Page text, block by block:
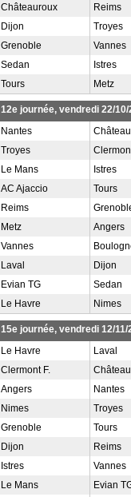
Châteauroux
Reims
Dijon
Troyes
Grenoble
Vannes
Sedan
Istres
Tours
Metz
12e journée, vendredi 22/10/
Nantes
Troyes
Le Mans
Istres
AC Ajaccio
Tours
Reims
Metz
Angers
Vannes
Laval
Dijon
Evian TG
Sedan
Le Havre
Nimes
15e journée, vendredi 12/11/
Le Havre
Laval
Clermont F.
Angers
Nantes
Nimes
Troyes
Grenoble
Tours
Dijon
Reims
Istres
Vannes
Le Mans
Evian